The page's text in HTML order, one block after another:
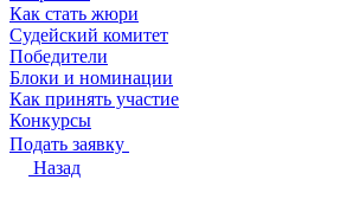
Как стать жюри
Судейский комитет
Победители
Блоки и номинации
Как принять участие
Конкурсы
Подать заявку
Назад